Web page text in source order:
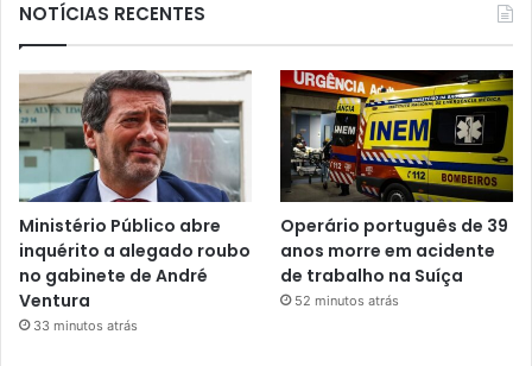
NOTÍCIAS RECENTES
Ministério Público abre
inquérito a alegado roubo
no gabinete de André
Ventura
33 minutos atrás
Operário português de 39
anos morre em acidente
de trabalho na Suíça
52 minutos atrás